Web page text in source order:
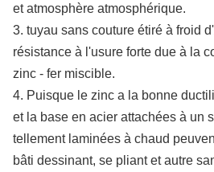
et atmosphère atmosphérique.
3. tuyau sans couture étiré à froid
résistance à l'usure forte due à la
zinc - fer miscible.
4. Puisque le zinc a la bonne
et la base en acier attachées à un
tellement laminées à chaud
bâti dessinant, se pliant et autre